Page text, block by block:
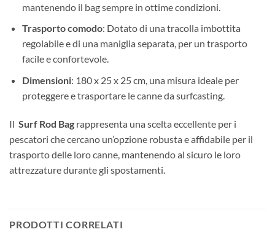
mantenendo il bag sempre in ottime condizioni.
Trasporto comodo: Dotato di una tracolla imbottita
regolabile e di una maniglia separata, per un trasporto
facile e confortevole.
Dimensioni: 180 x 25 x 25 cm, una misura ideale per
proteggere e trasportare le canne da surfcasting.
Il Surf Rod Bag rappresenta una scelta eccellente per i
pescatori che cercano un’opzione robusta e affidabile per il
trasporto delle loro canne, mantenendo al sicuro le loro
attrezzature durante gli spostamenti.
PRODOTTI CORRELATI